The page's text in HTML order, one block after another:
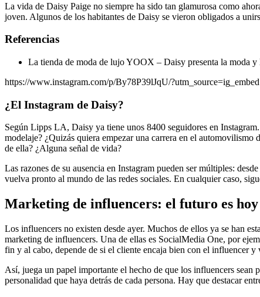
La vida de Daisy Paige no siempre ha sido tan glamurosa como
joven. Algunos de los habitantes de Daisy se vieron obligados a
Referencias
La tienda de moda de lujo YOOX – Daisy presenta la moda y
https://www.instagram.com/p/By78P39lJqU/?utm_source=ig_embed
¿El Instagram de Daisy?
Según Lipps LA, Daisy ya tiene unos 8400 seguidores en
modelaje? ¿Quizás quiera empezar una carrera en el
de ella? ¿Alguna señal de vida?
Las razones de su ausencia en Instagram pueden ser múltiples:
vuelva pronto al mundo de las redes sociales. En cualquier caso,
Marketing de influencers: el futuro es hoy
Los influencers no existen desde ayer. Muchos de ellos ya se han
marketing de influencers. Una de ellas es SocialMedia One, por
fin y al cabo, depende de si el cliente encaja bien con el influencer
Así, juega un papel importante el hecho de que los influencers
personalidad que haya detrás de cada persona. Hay que destacar